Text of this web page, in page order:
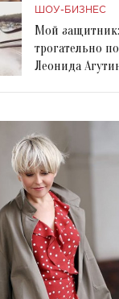
отношений
ШОУ-БИЗНЕС
Мой
трогательно
Леонида